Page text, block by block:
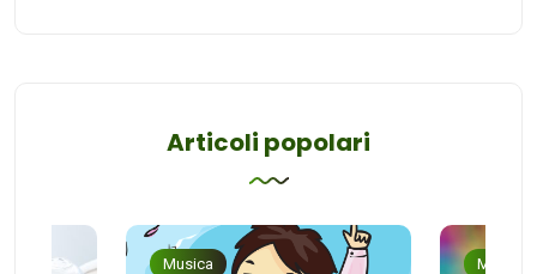
Articoli popolari
Musica Musica